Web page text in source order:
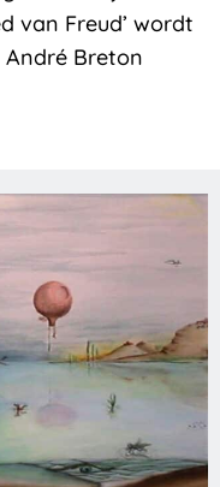
van Freud’ wordt
Breton